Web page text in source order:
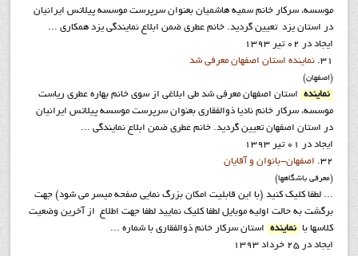
موسسه، سرکار خانم سميه هاشميان بعنوان سرپرست موسسه پيلاتس ايرانيان
در استان يزد تعيين گرديد. خانم عطری ضمن ابلاع نمایندگی يزد همکاری ...
ایجاد در 02 تیر 1393
31.
نماينده استان اصفهان معرفي شد
(اصفهان)
نماينده
استان اصفهان معرفي شد طي ابلاغي از سوي خانم بهاره عطري رياست
موسسه، سرکار خانم ناديا ذوالفقاري بعنوان سرپرست موسسه پيلاتس ايرانيان
در استان اصفهان تعيين گرديد. خانم عطری ضمن ابلاع نمایندگی ...
ایجاد در 01 تیر 1393
32.
اصفهان-بانوان و آقايان
(معرفي باشگاهها)
... لطفا کليک کنيد (با اين قابليت امکان بزرگ نمايي صفحه ميسر مي شود) جهت
برگشت به حالت اوليه موبايل لطفا کليک نماييد لطفا جهت اطلاع از آخرين وضعيت
کلاسها با
نماينده
استان سرکار خانم ذوالفقاري با شماره ...
ایجاد در 25 خرداد 1393